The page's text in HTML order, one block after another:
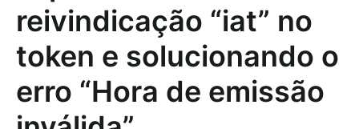
reivindicação “iat” no
token e solucionando o
erro “Hora de emissão